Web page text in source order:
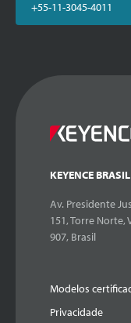
+55-11-3045-4011
KEYENCE BRASIL
Av. Presidente
151, Torre Norte,
907, Brasil
Modelos
Privacidade